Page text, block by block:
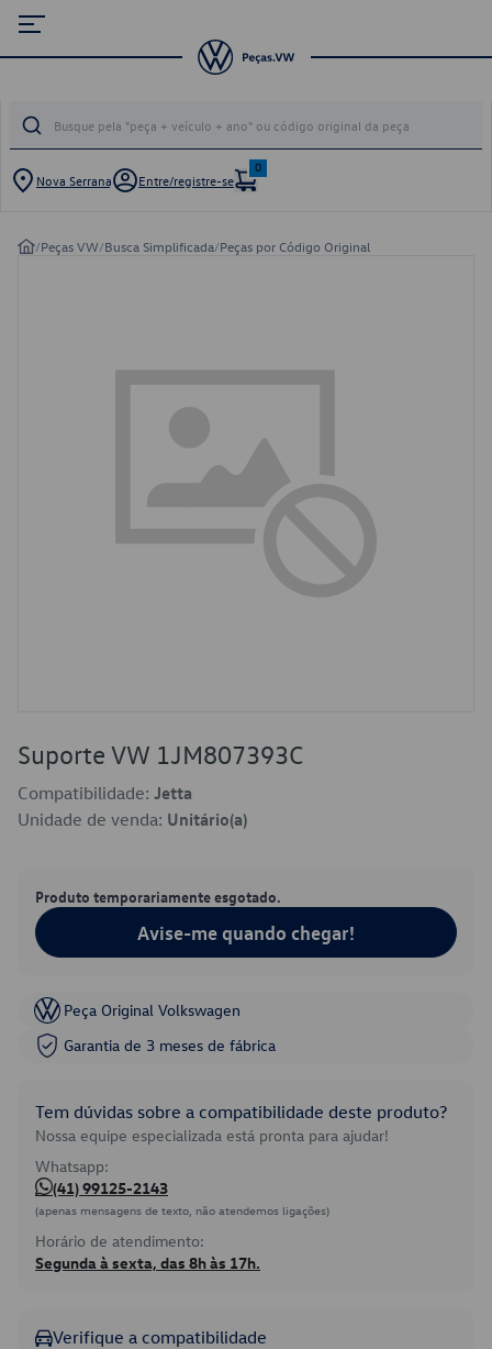
Nova Serrana Entre/registre-se
0
/Peças VW/Busca Simplificada/Peças por Código Original
Suporte VW 1JM807393C
Compatibilidade: Jetta
Unidade de venda: Unitário(a)
Produto temporariamente esgotado.
Avise-me quando chegar!
Peça Original Volkswagen
Garantia de 3 meses de fábrica
Tem dúvidas sobre a compatibilidade deste produto?
Nossa equipe especializada está pronta para ajudar!
Whatsapp:
(41) 99125-2143
(apenas mensagens de texto, não atendemos ligações)
Horário de atendimento:
Segunda à sexta, das 8h às 17h.
Verifique a compatibilidade